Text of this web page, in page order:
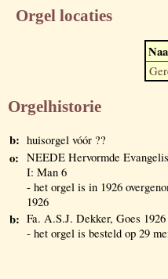
Orgel locaties
Orgelhistorie
b: huisorgel vóór ??
o: NEEDE Hervormde
I: Man 6
- het orgel is in 1926
1926
b: Fa. A.S.J. Dekker, Goes 1926
- het orgel is besteld op 29